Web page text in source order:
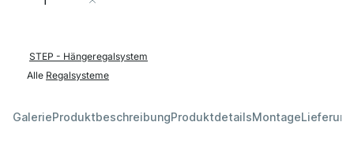
STEP - Hängeregalsystem
Alle Regalsysteme
GalerieProduktbeschreibungProduktdetailsMontage